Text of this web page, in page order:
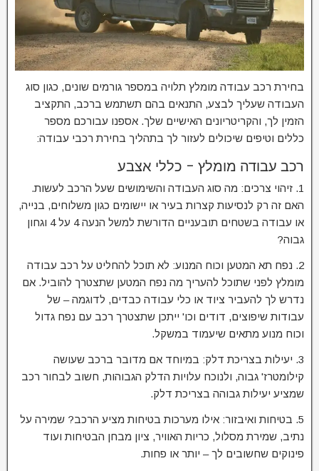
בחירת רכב עבודה מומלץ תלויה במספר גורמים שונים, כגון סוג
העבודה שעליך לבצע, התנאים בהם תשתמש ברכב, התקציב
הזמין לך, והקריטריונים האישיים שלך. אספנו עבורכם מספר
כללים וטיפים שיכולים לעזור לך בתהליך בחירת רכבי עבודה:
רכב עבודה מומלץ – כללי אצבע
1. זיהוי צרכים: מה סוג העבודה והשימושים שעל הרכב לעשות.
האם זה רק לנסיעות קצרות בעיר או יישומים כגון משלוחים, בנייה,
או עבודה בשטחים תובעניים הדורשת למשל הנעה 4 על 4 וגחון
גבוה?
2. נפח תא המטען וכוח המנוע: לא תוכל להחליט על רכב עבודה
מומלץ לפני שתוכל להעריך מה נפח המטען שתצטרך להוביל. אם
נדרש לך להעביר ציוד או כלי עבודה כבדים, לדוגמה – של
עבודות שיפוצים, דודים וכו' ייתכן שתצטרך רכב עם נפח גדול
וכוח מנוע מתאים שיעמוד במשקל.
3. יעילות בצריכת דלק: במיוחד אם מדובר ברכב שעושה
קילומטרז' גבוה, ולנוכח עלויות הדלק הגבוהות, חשוב לבחור רכב
שמציע יעילות גבוהה בצריכת דלק.
5. בטיחות ואיבזור: אילו מערכות בטיחות מציע הרכב? שמירה על
נתיב, שמירת מסלול, כריות האוויר, ציון מבחן הבטיחות ועוד
פינוקים שחשובים לך – יותר או פחות.